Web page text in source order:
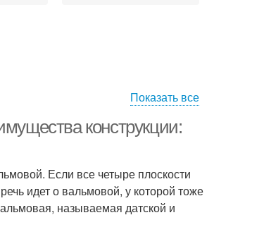
Показать все
конструкции:
Если все четыре плоскости
идет о вальмовой, у которой тоже
называемая датской и